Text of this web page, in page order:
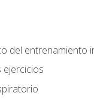
del entrenamiento
ejercicios